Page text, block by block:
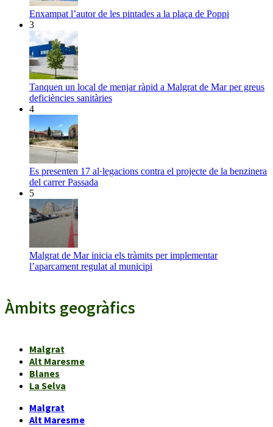
Enxampat l’autor de les pintades a la plaça de Poppi
3
Tanquen un local de menjar ràpid a Malgrat de Mar per greus
deficiències sanitàries
4
Es presenten 17 al·legacions contra el projecte de la benzinera
del carrer Passada
5
Malgrat de Mar inicia els tràmits per implementar
l’aparcament regulat al municipi
Àmbits geogràfics
Malgrat
Alt Maresme
Blanes
La Selva
Malgrat
Alt Maresme